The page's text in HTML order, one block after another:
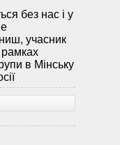
без нас і у
учасник
рамках
в Мінську